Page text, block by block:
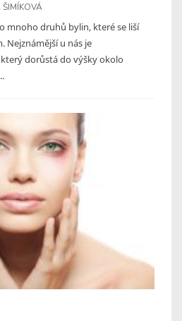
mnoho druhů bylin, které se liší
Nejznámější u nás je
dorůstá do výšky okolo